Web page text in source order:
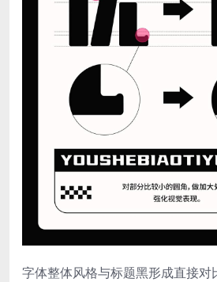
字体整体风格与标题黑形成直接对